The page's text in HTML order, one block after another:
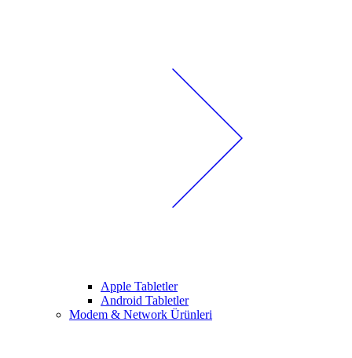
Apple Tabletler
Android Tabletler
Modem & Network Ürünleri